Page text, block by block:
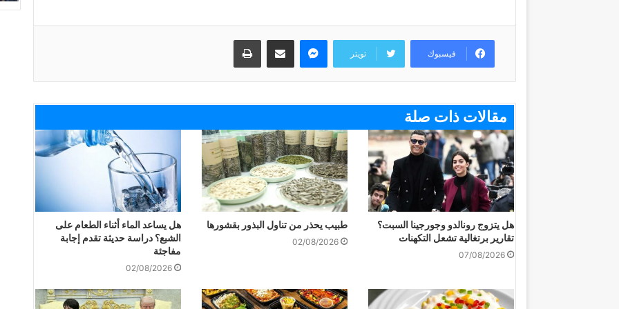
فيسبوك تويتر
ماسنجر مشاركة عبر البريد طباعة
مقالات ذات صلة
هل يتزوج رونالدو وجورجينا السبت؟
تقارير برتغالية تشعل التكهنات
07/08/2026
طبيب يحذر من تناول البذور بقشورها
02/08/2026
هل يساعد الماء أثناء الطعام على
الشبع؟ دراسة حديثة تقدم إجابة
مفاجئة
02/08/2026